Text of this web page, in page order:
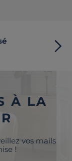
À LA
vos mails
!